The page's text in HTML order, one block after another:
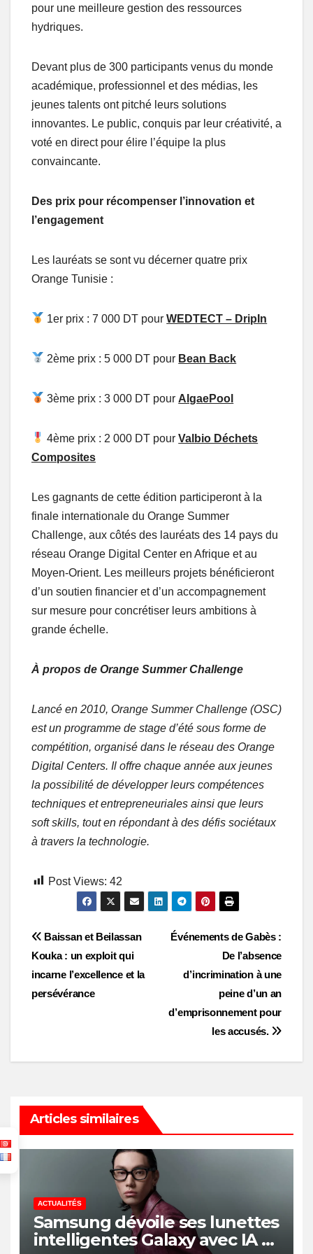
pour une meilleure gestion des ressources
hydriques.
Devant plus de 300 participants venus du monde
académique, professionnel et des médias, les
jeunes talents ont pitché leurs solutions
innovantes. Le public, conquis par leur créativité, a
voté en direct pour élire l’équipe la plus
convaincante.
Des prix pour récompenser l’innovation et
l’engagement
Les lauréats se sont vu décerner quatre prix
Orange Tunisie :
1er prix : 7 000 DT pourWEDTECT – DripIn
2ème prix : 5 000 DT pour Bean Back
3ème prix : 3 000 DT pour AlgaePool
4ème prix : 2 000 DT pourValbio Déchets
Composites
Les gagnants de cette édition participeront à la
finale internationale du Orange Summer
Challenge, aux côtés des lauréats des 14 pays du
réseau Orange Digital Center en Afrique et au
Moyen-Orient. Les meilleurs projets bénéficieront
d’un soutien financier et d’un accompagnement
sur mesure pour concrétiser leurs ambitions à
grande échelle.
À propos de Orange Summer Challenge
Lancé en 2010, Orange Summer Challenge (OSC)
est un programme de stage d’été sous forme de
compétition, organisé dans le réseau des Orange
Digital Centers. Il offre chaque année aux jeunes
la possibilité de développer leurs compétences
techniques et entrepreneuriales ainsi que leurs
soft skills, tout en répondant à des défis sociétaux
à travers la technologie.
Post Views: 42
Post
navigation
Événements de Gabès :
De l’absence
d’incrimination à une
peine d’un an
d’emprisonnement pour
les accusés.
Baissan et Beilassan
Kouka : un exploit qui
incarne l’excellence et la
persévérance
Articles similaires
ACTUALITÉS
Samsung dévoile ses lunettes
intelligentes Galaxy avec IA et